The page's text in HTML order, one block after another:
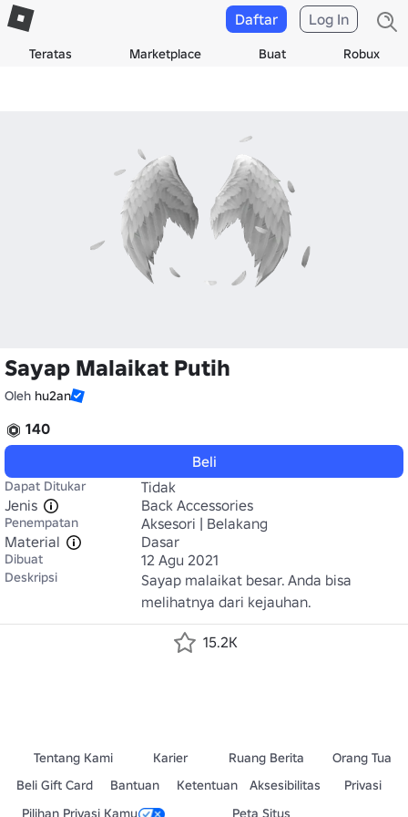
Teratas Marketplace Buat Robux
Daftar Log In
Sayap Malaikat Putih
Oleh hu2an
140
Beli
Dapat Ditukar
Tidak
Jenis
Back Accessories
Penempatan
Aksesori | Belakang
Material
Dasar
Dibuat 12 Agu 2021
Deskripsi
Sayap malaikat besar. Anda bisa
melihatnya dari kejauhan.
15.2K
Tentang Kami Karier Ruang Berita
Orang Tua
Beli Gift Card
Bantuan Ketentuan Aksesibilitas
Privasi
Pilihan Privasi Kamu
Peta Situs